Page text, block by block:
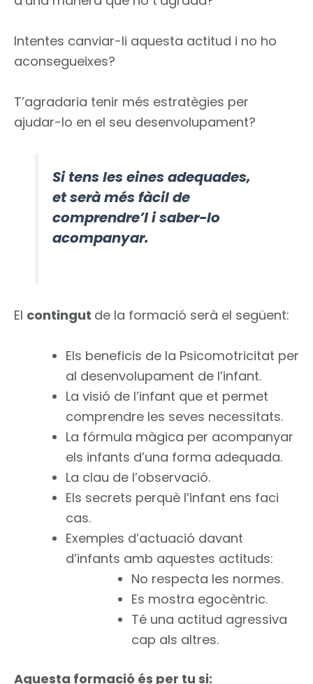
Intentes canviar-li aquesta actitud i no ho
aconsegueixes?
T’agradaria tenir més estratègies per
ajudar-lo en el seu desenvolupament?
Si tens les eines adequades,
et seràmés fàcil de
comprendre’l i saber-lo
acompanyar.
El contingut de la formació serà el següent:
Els beneficis de la Psicomotricitat per
al desenvolupament de l’infant.
La visió de l’infant que et permet
comprendre les seves necessitats.
La fórmula màgica per acompanyar
els infants d’una forma adequada.
La clau de l’observació.
Els secrets perquè l’infant ens faci
cas.
Exemples d’actuació davant
d’infants amb aquestes actituds:
No respecta les normes.
Es mostra egocèntric.
Té una actitud agressiva
cap als altres.
Aquesta formació és per tu si: